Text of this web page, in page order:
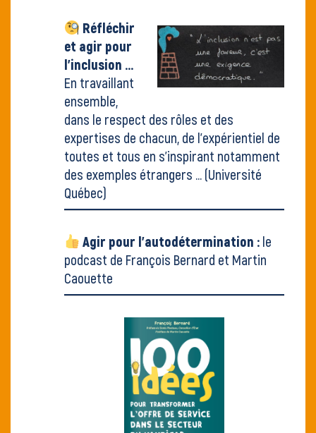
Réfléchir
et agir pour
l'inclusion ...
En travaillant
ensemble,
dans le respect des rôles et des
expertises de chacun, de l'expérientiel de
toutes et tous en s'inspirant notamment
des exemples étrangers ... (Université
Québec)
Agir pour l'autodétermination : le
podcast de François Bernard et Martin
Caouette